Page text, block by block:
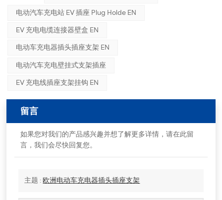
电动汽车充电站 EV 插座 Plug Holde EN
EV 充电电缆连接器壁盒 EN
电动车充电器插头插座支架 EN
电动汽车充电壁挂式支架插座
EV 充电线插座支架挂钩 EN
留言
如果您对我们的产品感兴趣并想了解更多详情，请在此留
言，我们会尽快回复您。
主题 :欧洲电动车充电器插头插座支架